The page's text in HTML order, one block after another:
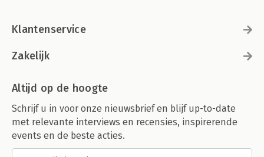
Klantenservice
Zakelijk
Altijd op de hoogte
Schrijf u in voor onze nieuwsbrief en blijf up-to-date
met relevante interviews en recensies, inspirerende
events en de beste acties.